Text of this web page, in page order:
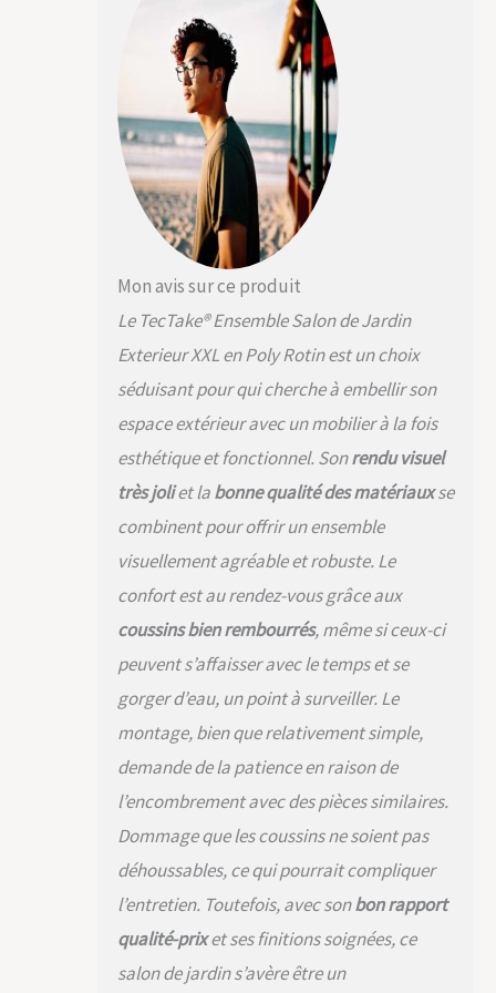
extérieur, le salon
combine élégance
avec ses housses
d'assise amovibles
et lavables, offrant
facilité d'entretien et
durabilité.
Transformez votre
jardin en un havre de
paix avec ce salon de
MODULARITÉ &
Notre salon de
terrasse, conçu pour
espaces, du
spacieux jardin au
balcon intime, marie
parfaitement
flexibilité et style. La
structure en résine
tressée résistante
aux UV garantit
robustesse et
élégance. Composez
votre ensemble
meuble salon selon
vos envies, en
combinant fauteuils,
chaises de jardin et
table de jardin. Ce
salon polyvalent est
l'atout charme pour
vos réceptions en
extérieur,
promettant confort
et convivialité.
ROBUSTESSE &
DURABILITÉ
pour la longévité
Mon avis sur ce produit
Le TecTake® Ensemble Salon de Jardin
Exterieur XXL en Poly Rotin est un choix
séduisant pour qui cherche à embellir son
espace extérieur avec un mobilier à la fois
esthétique et fonctionnel. Sonrendu visuel
très joliet labonne qualité des matériauxse
combinent pour offrir un ensemble
visuellement agréable et robuste. Le
confort est au rendez-vous grâce aux
coussins bien rembourrés, même si ceux-ci
peuvent s’affaisser avec le temps et se
gorger d’eau, un point à surveiller. Le
montage, bien que relativement simple,
demande de la patience en raison de
l’encombrement avec des pièces similaires.
Dommage que les coussins ne soient pas
déhoussables, ce qui pourrait compliquer
l’entretien. Toutefois, avec sonbon rapport
qualité-prixet ses finitions soignées, ce
salon de jardin s’avère être un